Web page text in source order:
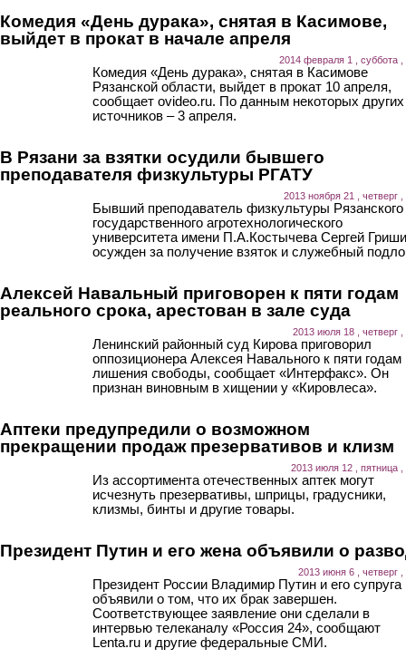
Комедия «День дурака», снятая в Касимове,
выйдет в прокат в начале апреля
2014 февраля 1 , суббота ,
Комедия «День дурака», снятая в Касимове
Рязанской области, выйдет в прокат 10 апреля,
сообщает ovideo.ru. По данным некоторых других
источников – 3 апреля.
В Рязани за взятки осудили бывшего
преподавателя физкультуры РГАТУ
2013 ноября 21 , четверг ,
Бывший преподаватель физкультуры Рязанского
государственного агротехнологического
университета имени П.А.Костычева Сергей
осужден за получение взяток и служебный
Алексей Навальный приговорен к пяти годам
реального срока, арестован в зале суда
2013 июля 18 , четверг ,
Ленинский районный суд Кирова приговорил
оппозиционера Алексея Навального к пяти годам
лишения свободы, сообщает «Интерфакс». Он
признан виновным в хищении у «Кировлеса».
Аптеки предупредили о возможном
прекращении продаж презервативов и клизм
2013 июля 12 , пятница ,
Из ассортимента отечественных аптек могут
исчезнуть презервативы, шприцы, градусники,
клизмы, бинты и другие товары.
Президент Путин и его жена объявили о
2013 июня 6 , четверг ,
Президент России Владимир Путин и его супруга
объявили о том, что их брак завершен.
Соответствующее заявление они сделали в
интервью телеканалу «Россия 24», сообщают
Lenta.ru и другие федеральные СМИ.